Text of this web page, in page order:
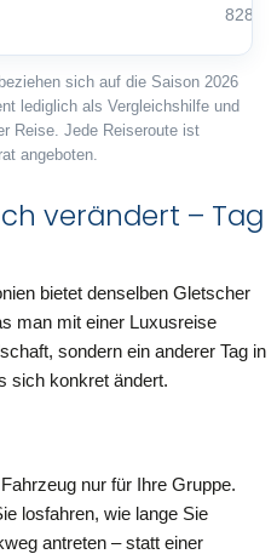
828 €
sich auf die Saison 2026
lediglich als Vergleichshilfe und
Reise. Jede Reiseroute ist
angeboten.
verändert – Tag
bietet denselben Gletscher
man mit einer Luxusreise
sondern ein anderer Tag in
sich konkret ändert.
nur für Ihre Gruppe.
losfahren, wie lange Sie
antreten – statt einer